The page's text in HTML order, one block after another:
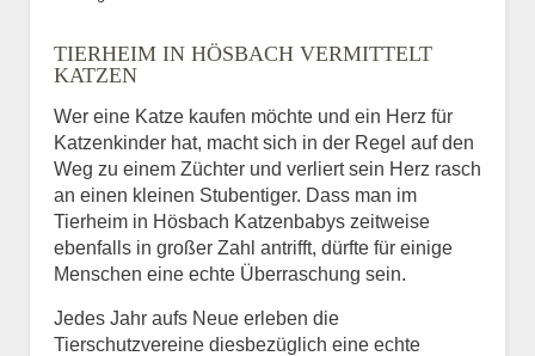
BILD HOCHLADEN
Vermisst seit
Ort des Verschwindens
TIERHEIM IN HÖSBACH VERMITTELT
KATZEN
Wer eine Katze kaufen möchte und ein Herz für
Katzenkinder hat, macht sich in der Regel auf den
Weg zu einem Züchter und verliert sein Herz rasch
an einen kleinen Stubentiger. Dass man im
Tierheim in Hösbach Katzenbabys zeitweise
ebenfalls in großer Zahl antrifft, dürfte für einige
Menschen eine echte Überraschung sein.
Jedes Jahr aufs Neue erleben die
Tierschutzvereine diesbezüglich eine echte